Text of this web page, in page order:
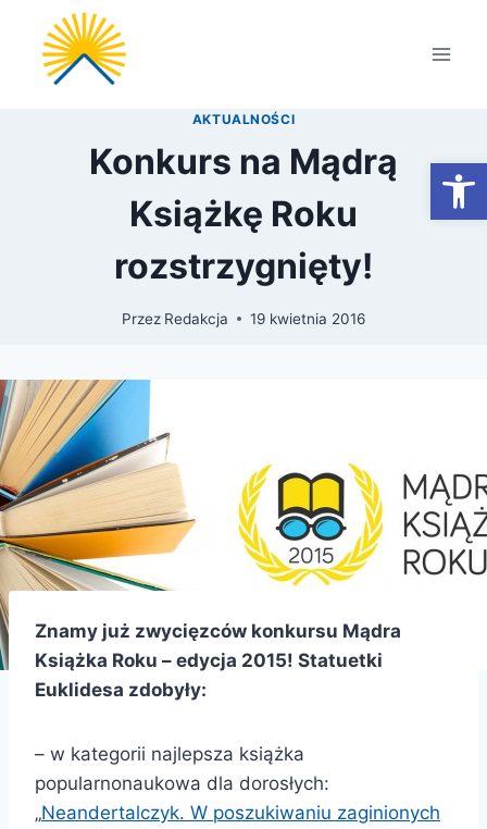
Przejdź
treści
AKTUALNOŚCI
Konkurs na Mądrą
Książkę Roku
rozstrzygnięty!
Przez Redakcja 19 kwietnia 2016
Znamy już zwycięzców konkursu Mądra
Książka Roku – edycja 2015! Statuetki
Euklidesa zdobyły:
– w kategorii najlepsza książka
popularnonaukowa dla dorosłych:
„Neandertalczyk. W poszukiwaniu zaginionych